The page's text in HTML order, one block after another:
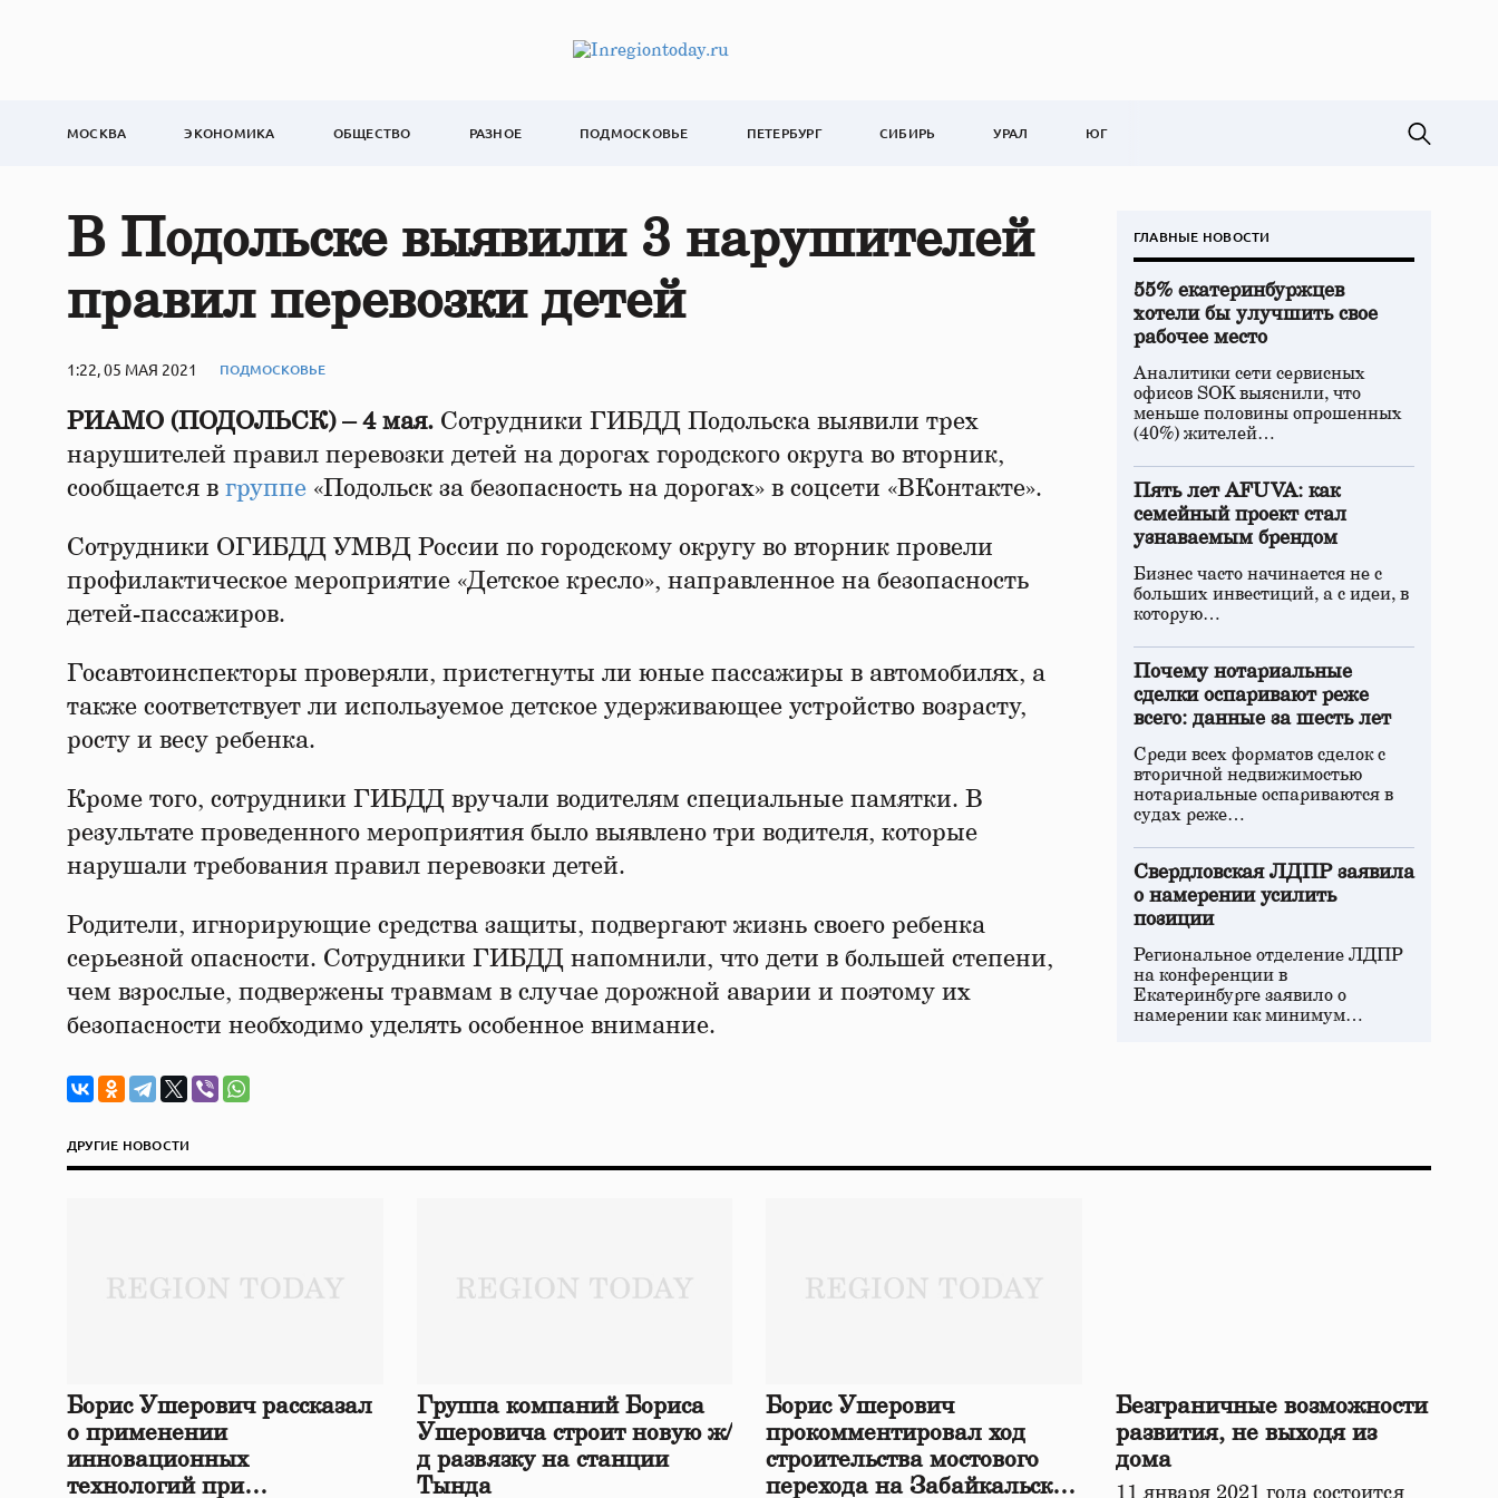
МОСКВА ЭКОНОМИКА ОБЩЕСТВО РАЗНОЕ ПОДМОСКОВЬЕ ПЕТЕРБУРГ СИБИРЬ УРАЛ ЮГ
В Подольске выявили 3 нарушителей
правил перевозки детей
1:22, 05 МАЯ 2021 ПОДМОСКОВЬЕ
РИАМО (ПОДОЛЬСК) – 4 мая. Сотрудники ГИБДД Подольска выявили трех
нарушителей правил перевозки детей на дорогах городского округа во вторник,
сообщается в группе «Подольск за безопасность на дорогах» в соцсети «ВКонтакте».
Сотрудники ОГИБДД УМВД России по городскому округу во вторник провели
профилактическое мероприятие «Детское кресло», направленное на безопасность
детей-пассажиров.
Госавтоинспекторы проверяли, пристегнуты ли юные пассажиры в автомобилях, а
также соответствует ли используемое детское удерживающее устройство возрасту,
росту и весу ребенка.
Кроме того, сотрудники ГИБДД вручали водителям специальные памятки. В
результате проведенного мероприятия было выявлено три водителя, которые
нарушали требования правил перевозки детей.
Родители, игнорирующие средства защиты, подвергают жизнь своего ребенка
серьезной опасности. Сотрудники ГИБДД напомнили, что дети в большей степени,
чем взрослые, подвержены травмам в случае дорожной аварии и поэтому их
безопасности необходимо уделять особенное внимание.
ГЛАВНЫЕ НОВОСТИ
55% екатеринбуржцев
хотели бы улучшить свое
рабочее место
Аналитики сети сервисных
офисов SOK выяснили, что
меньше половины опрошенных
(40%) жителей…
Пять лет AFUVA: как
семейный проект стал
узнаваемым брендом
Бизнес часто начинается не с
больших инвестиций, а с идеи, в
которую…
Почему нотариальные
сделки оспаривают реже
всего: данные за шесть лет
Среди всех форматов сделок с
вторичной недвижимостью
нотариальные оспариваются в
судах реже…
Свердловская ЛДПР заявила
о намерении усилить
позиции
Региональное отделение ЛДПР
на конференции в
Екатеринбурге заявило о
намерении как минимум…
ДРУГИЕ НОВОСТИ
Борис Ушерович рассказал
о применении
инновационных
технологий при
Группа компаний Бориса
Ушеровича строит новую ж/
д развязку на станции
Тында
Борис Ушерович
прокомментировал ход
строительства мостового
перехода на Забайкальской
Безграничные возможности
развития, не выходя из
дома
11 января 2021 года состоится